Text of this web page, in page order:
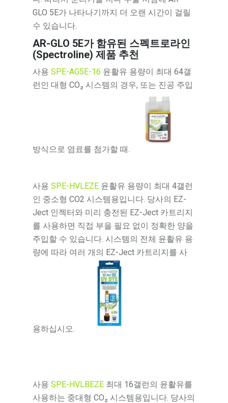
GLO 5E가 나타나기까지 더 오랜 시간이 걸릴
수 있습니다.
AR-GLO 5E가 함유된 스펙트로라인
(Spectroline) 제품 추천
사용SPE-AG5E-16 윤활유 용량이 최대 64갤
런인 대형 CO₂ 시스템의 경우, 또는 진공 주입
방식으로 염료를 첨가할 때.
사용SPE-HVLEZE 윤활유 용량이 최대 4갤런
인 중소형 CO2 시스템용입니다. 당사의 EZ-
Ject 인젝터와 미리 충전된 EZ-Ject 카트리지
를 사용하면 직접 부을 필요 없이 정확한 양을
주입할 수 있습니다. 시스템의 전체 윤활유 용
량에 따라 여러 개의 EZ-Ject 카트리지를 사
용하십시오.
사용SPE-HVLBEZE 최대 16갤런의 윤활유를
사용하는 중대형 CO₂ 시스템용입니다. 당사의